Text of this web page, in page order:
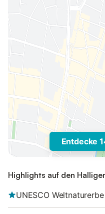
Entdecke
Highlights auf den
UNESCO